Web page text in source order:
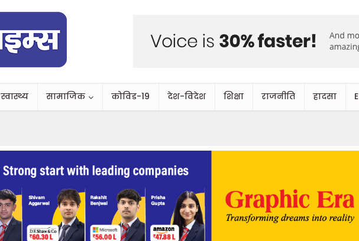
स्वास्थ्य सामाजिक कोविड-19 देश-विदेश शिक्षा राजनीति हादसा